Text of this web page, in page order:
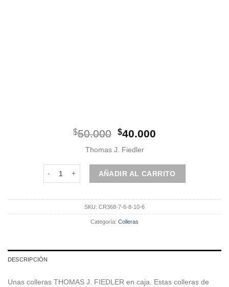
$50.000 El
original
era:
$50.000.
$40.000
es:
$40.000.
Thomas J. Fiedler
Colleras metálicas cantidad
AÑADIR AL CARRITO
SKU: CR368-7-6-8-10-6
Categoría: Colleras
DESCRIPCIÓN
Unas colleras THOMAS J. FIEDLER en caja. Estas colleras de